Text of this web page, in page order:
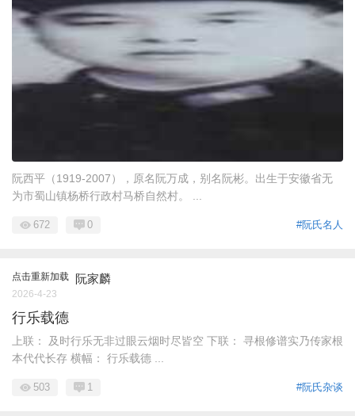
阮西平（1919-2007），原名阮万成，别名阮彬。出生于安徽省无
为市蜀山镇杨桥行政村马桥自然村。 ...
#阮氏名人
672 0
点击重新加载 阮家麟
2026-4-23
行乐载德
上联： 及时行乐无非过眼云烟时尽皆空 下联： 寻根修谱实乃传家根
本代代长存 横幅： 行乐载德 ...
#阮氏杂谈
503 1